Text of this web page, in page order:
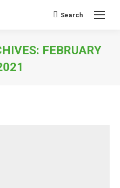
Search:
Search
FEBRUARY